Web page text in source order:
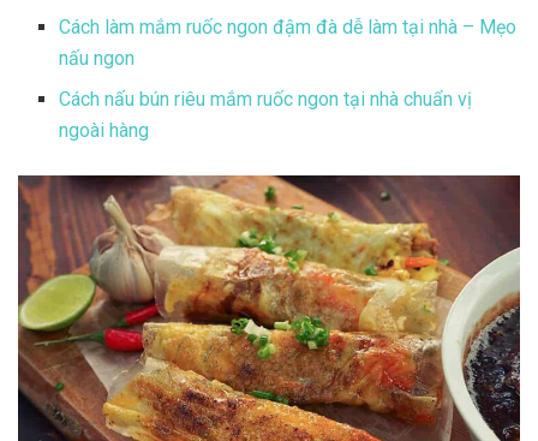
Cách làm mắm ruốc ngon đậm đà dễ làm tại nhà – Mẹo
nấu ngon
Cách nấu bún riêu mắm ruốc ngon tại nhà chuẩn vị
ngoài hàng